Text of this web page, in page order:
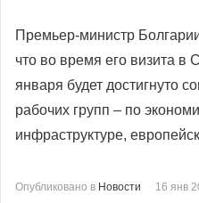
Премьер-министр
что во время его визита
января будет достигнуто
рабочих групп – по
инфраструктуре,
Опубликовано в Новости 16 янв